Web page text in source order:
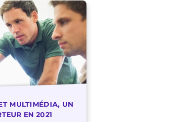
MULTIMÉDIA, UN
EN 2021